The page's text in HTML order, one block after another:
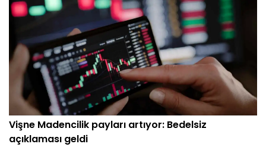
Vişne Madencilik payları artıyor: Bedelsiz
açıklaması geldi